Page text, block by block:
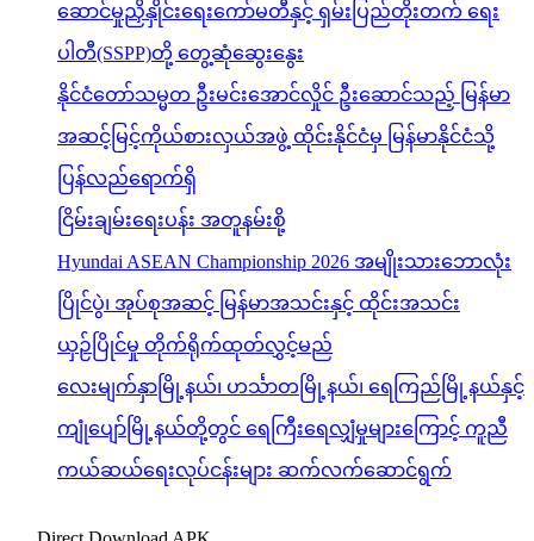
ဆောင်မှုညှိနှိုင်းရေးကော်မတီနှင့် ရှမ်းပြည်တိုးတက် ရေး
ပါတီ(SSPP)တို့ တွေ့ဆုံဆွေးနွေး
နိုင်ငံတော်သမ္မတ ဦးမင်းအောင်လှိုင် ဦးဆောင်သည့် မြန်မာ
အဆင့်မြင့်ကိုယ်စားလှယ်အဖွဲ့ ထိုင်းနိုင်ငံမှ မြန်မာနိုင်ငံသို့
ပြန်လည်ရောက်ရှိ
ငြိမ်းချမ်းရေးပန်း အတူနမ်းစို့
Hyundai ASEAN Championship 2026 အမျိုးသားဘောလုံး
ပြိုင်ပွဲ၊ အုပ်စုအဆင့် မြန်မာအသင်းနှင့် ထိုင်းအသင်း
ယှဉ်ပြိုင်မှု တိုက်ရိုက်ထုတ်လွှင့်မည်
လေးမျက်နှာမြို့နယ်၊ ဟင်္သာတမြို့နယ်၊ ရေကြည်မြို့နယ်နှင့်
ကျုံပျော်မြို့နယ်တို့တွင် ရေကြီးရေလျှံမှုများကြောင့် ကူညီ
ကယ်ဆယ်ရေးလုပ်ငန်းများ ဆက်လက်ဆောင်ရွက်